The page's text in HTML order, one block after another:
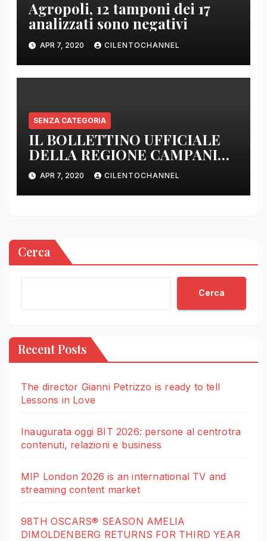
Agropoli, 12 tamponi dei 17
analizzati sono negativi
APR 7, 2020 CILENTOCHANNEL
SENZA CATEGORIA
IL BOLLETTINO UFFICIALE
DELLA REGIONE CAMPANIA
DELLE ORE 22.00
APR 7, 2020 CILENTOCHANNEL
Cerca
Cerca
Recent Posts
The director Gianni Petrizzo is ready to tell
Lessons in Love
Inaugurata oggi BIT 2026: persone al centrotra
contenuti, relazioni e business
MIP London 2026 is an international TV and
streaming content market
98TH OSCARS® SEASON AMELIA
DIMOLDENBERG RETURNS FOR THIRD YEAR